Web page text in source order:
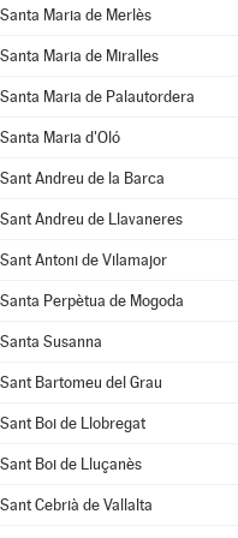
Santa Maria de Merlès
Santa Maria de Miralles
Santa Maria de Palautordera
Santa Maria d'Oló
Sant Andreu de la Barca
Sant Andreu de Llavaneres
Sant Antoni de Vilamajor
Santa Perpètua de Mogoda
Santa Susanna
Sant Bartomeu del Grau
Sant Boi de Llobregat
Sant Boi de Lluçanès
Sant Cebrià de Vallalta